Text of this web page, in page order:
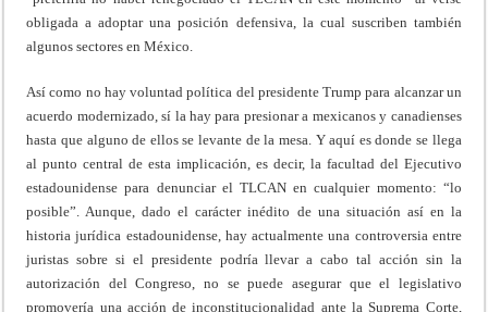
obligada a adoptar una posición defensiva, la cual suscriben también
algunos sectores en México.
Así como no hay voluntad política del presidente Trump para alcanzar un
acuerdo modernizado, sí la hay para presionar a mexicanos y canadienses
hasta que alguno de ellos se levante de la mesa. Y aquí es donde se llega
al punto central de esta implicación, es decir, la facultad del Ejecutivo
estadounidense para denunciar el TLCAN en cualquier momento: “lo
posible”. Aunque, dado el carácter inédito de una situación así en la
historia jurídica estadounidense, hay actualmente una controversia entre
juristas sobre si el presidente podría llevar a cabo tal acción sin la
autorización del Congreso, no se puede asegurar que el legislativo
promovería una acción de inconstitucionalidad ante la Suprema Corte,